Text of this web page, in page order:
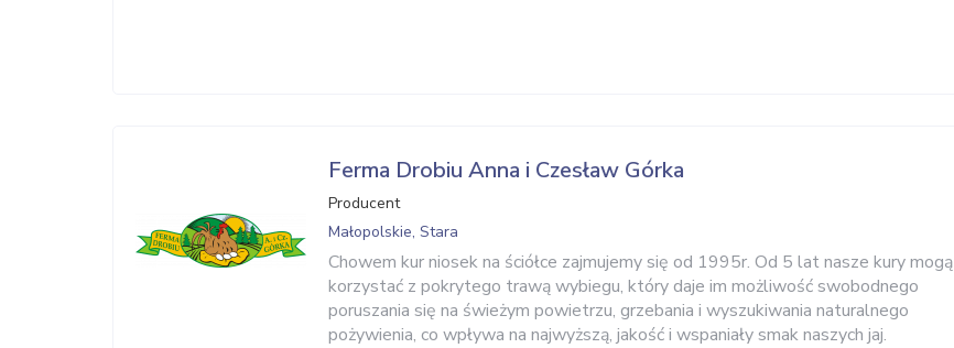
Ferma Drobiu Anna i Czesław Górka
Producent
Małopolskie, Stara
Chowem kur niosek na ściółce zajmujemy się od 1995r. Od 5 lat nasze kury mogą
korzystać z pokrytego trawą wybiegu, który daje im możliwość swobodnego
poruszania się na świeżym powietrzu, grzebania i wyszukiwania naturalnego
pożywienia, co wpływa na najwyższą, jakość i wspaniały smak naszych jaj.